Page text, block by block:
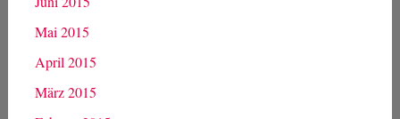
Mai 2015
April 2015
März 2015